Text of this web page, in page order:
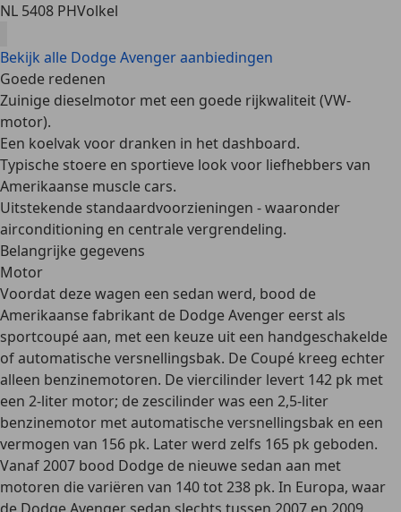
NL 5408 PHVolkel
Bekijk alle Dodge Avenger aanbiedingen
Goede redenen
Zuinige dieselmotor met een goede rijkwaliteit (VW-
motor).
Een koelvak voor dranken in het dashboard.
Typische stoere en sportieve look voor liefhebbers van
Amerikaanse muscle cars.
Uitstekende standaardvoorzieningen - waaronder
airconditioning en centrale vergrendeling.
Belangrijke gegevens
Motor
Voordat deze wagen een sedan werd, bood de
Amerikaanse fabrikant de Dodge Avenger eerst als
sportcoupéaan, met een keuze uit een handgeschakelde
of automatische versnellingsbak. De Coupé kreeg echter
alleen benzinemotoren. De viercilinder levert 142 pk met
een 2-liter motor; de zescilinder was een 2,5-liter
benzinemotor met automatische versnellingsbak en een
vermogen van 156 pk. Later werd zelfs 165 pk geboden.
Vanaf 2007 bood Dodge de nieuwe sedan aan met
motoren die variëren van 140 tot 238 pk. In Europa, waar